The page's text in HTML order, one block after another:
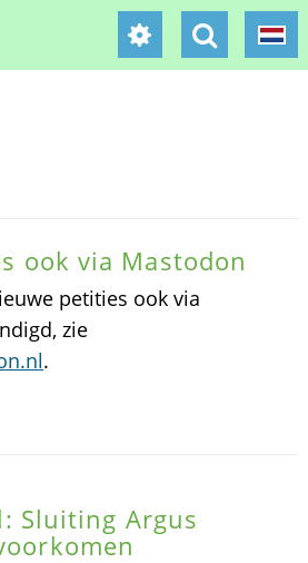
ook via Mastodon
petities ook via
zie
.
Sluiting Argus